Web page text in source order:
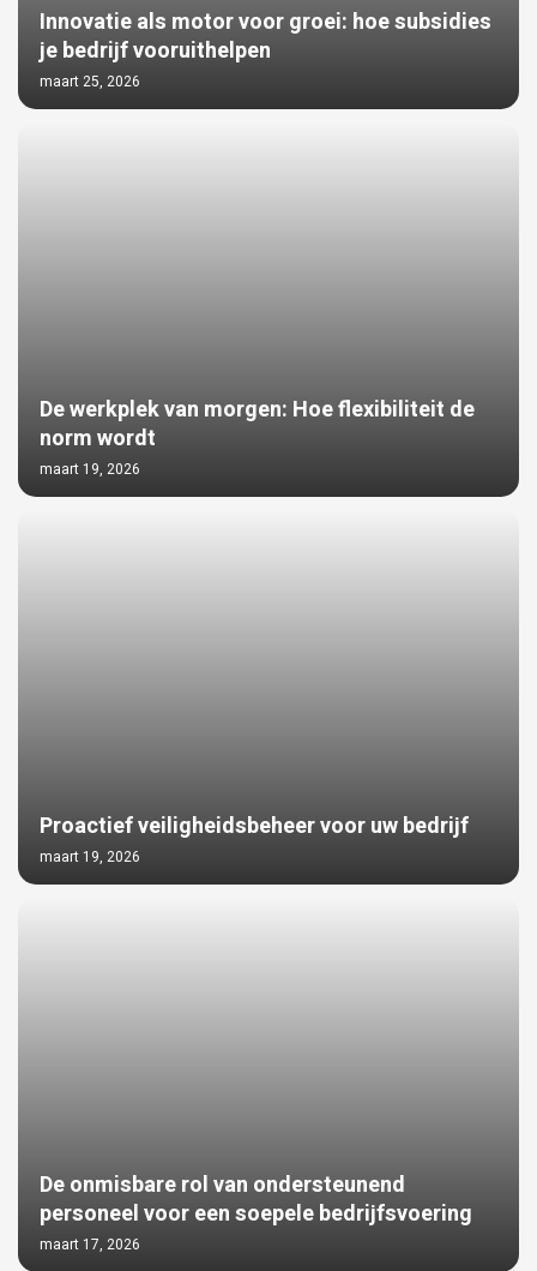
Innovatie als motor voor groei: hoe subsidies
je bedrijf vooruithelpen
maart 25, 2026
De werkplek van morgen: Hoe flexibiliteit de
norm wordt
maart 19, 2026
Proactief veiligheidsbeheer voor uw bedrijf
maart 19, 2026
De onmisbare rol van ondersteunend
personeel voor een soepele bedrijfsvoering
maart 17, 2026